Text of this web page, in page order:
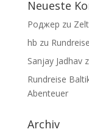
Neueste
Роджер zu
hb zu
Sanjay Jadhav
Rundreise
Abenteuer
Archiv